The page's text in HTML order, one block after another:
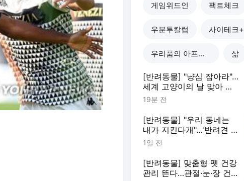
게임위드인 팩트체크
우분투칼럼 사이테크+
우리품의 아프리카인 삶
[반려동물] "냥심 잡아라"…
세계 고양이의 날 맞아 펫
푸드 할인·기부 풍성
19분 전
[반려동물] "우리 동네는
내가 지킨다개"…'반려견 순
찰대' 활기
1일 전
[반려동물] 맞춤형 펫 건강
관리 뜬다…관절·눈·장 건강